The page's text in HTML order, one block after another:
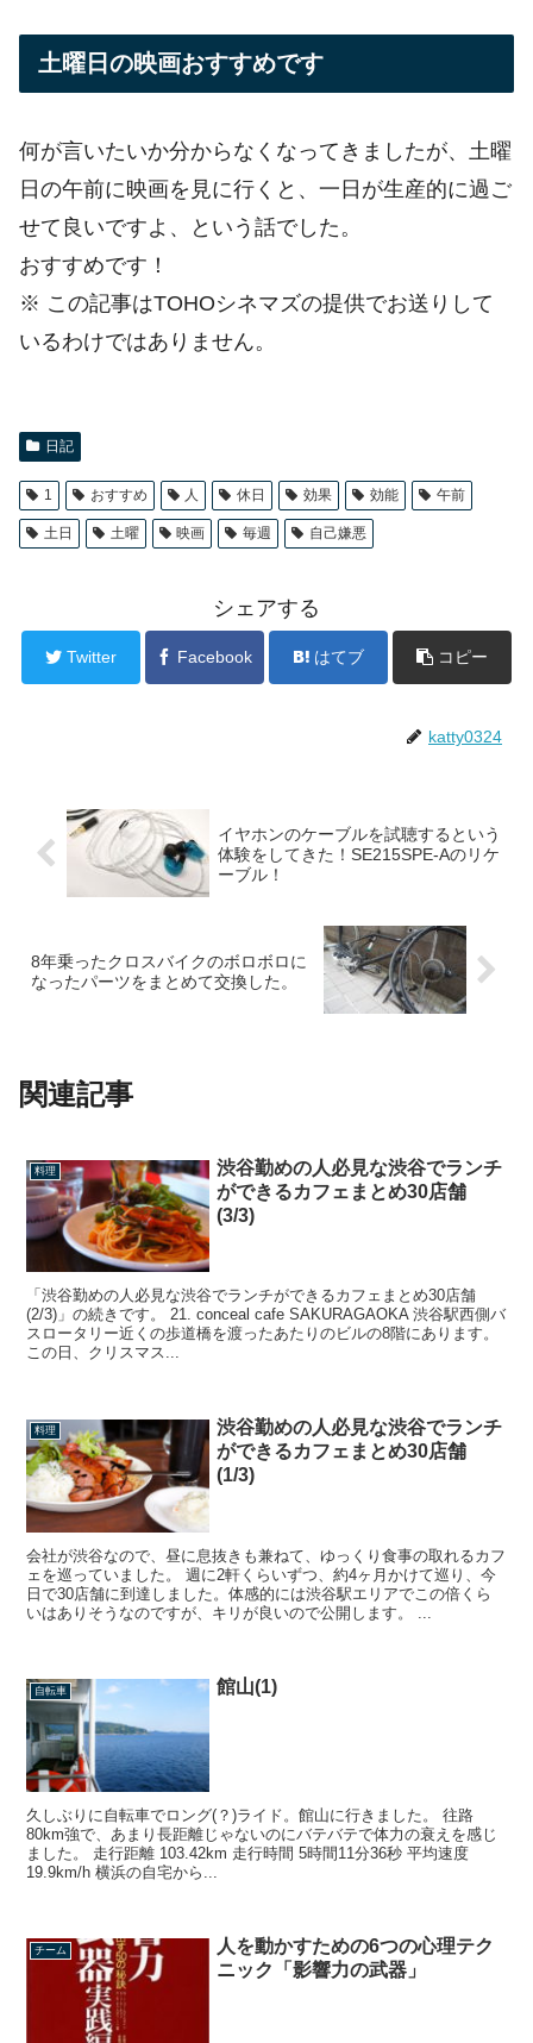
土曜日の映画おすすめです
何が言いたいか分からなくなってきましたが、土曜
日の午前に映画を見に行くと、一日が生産的に過ご
せて良いですよ、という話でした。
おすすめです！
※ この記事はTOHOシネマズの提供でお送りして
いるわけではありません。
日記
1 おすすめ 人 休日 効果 効能 午前
土日 土曜 映画 毎週 自己嫌悪
シェアする
Twitter Facebook はてブ コピー
katty0324
イヤホンのケーブルを試聴するという
体験をしてきた！SE215SPE-Aのリケ
ーブル！
8年乗ったクロスバイクのボロボロに
なったパーツをまとめて交換した。
関連記事
料理
渋谷勤めの人必見な渋谷でランチ
ができるカフェまとめ30店舗
(3/3)
「渋谷勤めの人必見な渋谷でランチができるカフェまとめ30店舗
(2/3)」の続きです。 21. conceal cafe SAKURAGAOKA 渋谷駅西側バ
スロータリー近くの歩道橋を渡ったあたりのビルの8階にあります。
この日、クリスマス...
料理
渋谷勤めの人必見な渋谷でランチ
ができるカフェまとめ30店舗
(1/3)
会社が渋谷なので、昼に息抜きも兼ねて、ゆっくり食事の取れるカフ
ェを巡っていました。 週に2軒くらいずつ、約4ヶ月かけて巡り、今
日で30店舗に到達しました。体感的には渋谷駅エリアでこの倍くら
いはありそうなのですが、キリが良いので公開します。 ...
自転車 館山(1)
久しぶりに自転車でロング(？)ライド。館山に行きました。 往路
80km強で、あまり長距離じゃないのにバテバテで体力の衰えを感じ
ました。 走行距離 103.42km 走行時間 5時間11分36秒 平均速度
19.9km/h 横浜の自宅から...
チーム
人を動かすための6つの心理テク
ニック「影響力の武器」